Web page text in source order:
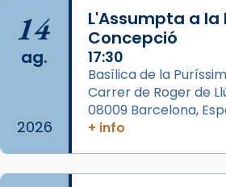
📸 J. Merino
Photo
View on Facebook ·
Arquebisbat de
de Barcelona.
2 weeks ago
14
ag.
2026
L'Assumpta a
Concepció
17:30
Basílica de la
Carrer de Roger de
08009 Barcelona,
+ info